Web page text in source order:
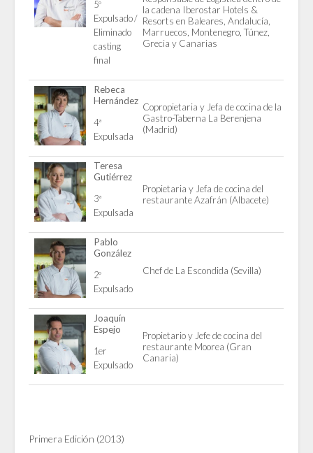
5º
Expulsado /
Eliminado
casting
final
la cadena Iberostar Hotels &
Resorts en Baleares, Andalucía,
Marruecos, Montenegro, Túnez,
Grecia y Canarias
Rebeca
Hernández
4ª
Expulsada
Copropietaria y Jefa de cocina de la
Gastro-Taberna La Berenjena
(Madrid)
Teresa
Gutiérrez
3ª
Expulsada
Propietaria y Jefa de cocina del
restaurante Azafrán (Albacete)
Pablo
González
2º
Expulsado
Chef de La Escondida (Sevilla)
Joaquín
Espejo
1er
Expulsado
Propietario y Jefe de cocina del
restaurante Moorea (Gran
Canaria)
Primera Edición (2013)